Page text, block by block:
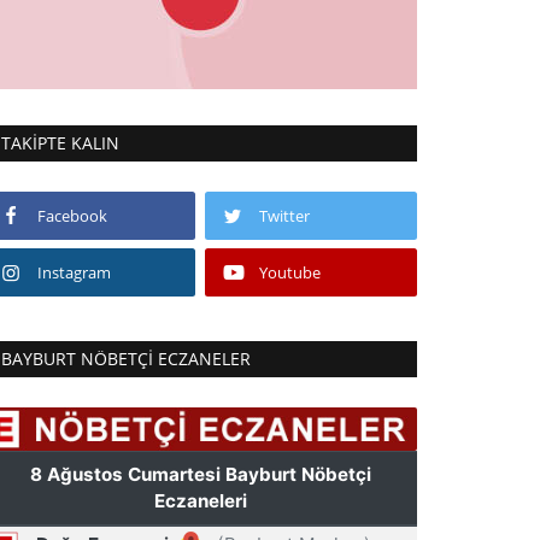
TAKIPTE KALIN
Facebook Twitter
Instagram Youtube
BAYBURT NÖBETÇI ECZANELER